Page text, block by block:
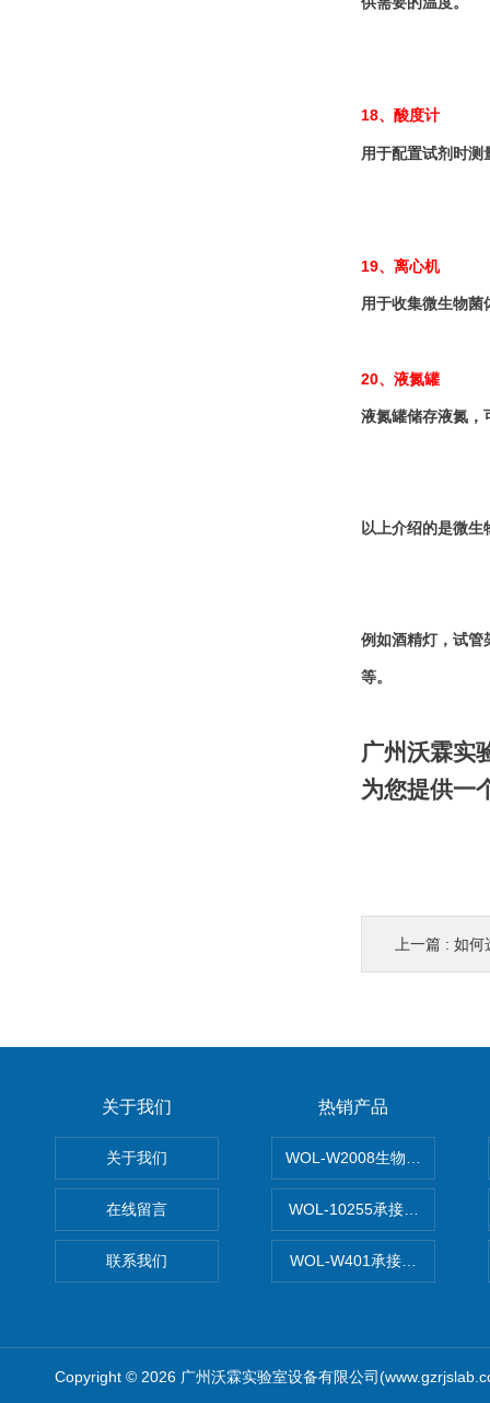
18、酸度计
用于配置试剂时测
19、离心机
用于收集微生物菌
20、液氮罐
液氮罐储存液氮，
以上介绍的是微生
例如酒精灯，试管
等。
广州沃霖实
为您提供一
上一篇 : 如何
关于我们
关于我们
在线留言
联系我们
热销产品
WOL-W2008生物制药GMP
WOL-10255承接清远电子
WOL-W401承接食品QS认
Copyright © 2026 广州沃霖实验室设备有限公司